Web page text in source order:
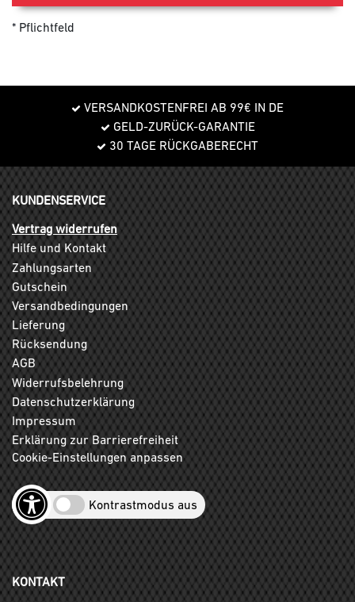
Pflichtfeld
VERSANDKOSTENFREI AB 99€ IN DE
GELD-ZURÜCK-GARANTIE
30 TAGE RÜCKGABERECHT
KUNDENSERVICE
Vertrag widerrufen
Hilfe und Kontakt
Zahlungsarten
Gutschein
Versandbedingungen
Lieferung
Rücksendung
AGB
Widerrufsbelehrung
Datenschutzerklärung
Impressum
Erklärung zur Barrierefreiheit
Cookie-Einstellungen anpassen
Kontrastmodus aus
KONTAKT